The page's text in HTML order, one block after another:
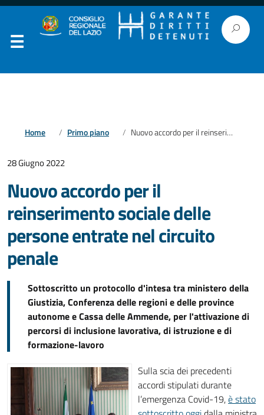
Home Primo piano Nuovo accordo per il reinserimento sociale delle persone entrate nel circuito penale
28 Giugno 2022
Nuovo accordo per il
reinserimento sociale delle
persone entrate nel circuito
penale
Sottoscritto un protocollo d'intesa tra ministero della
Giustizia, Conferenza delle regioni e delle province
autonome e Cassa delle Ammende, per l'attivazione di
percorsi di inclusione lavorativa, di istruzione e di
formazione-lavoro
Sulla scia dei precedenti
accordi stipulati durante
l’emergenza Covid-19,è stato